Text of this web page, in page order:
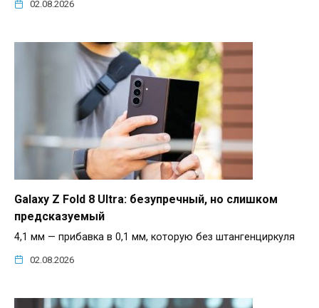
02.08.2026
Galaxy Z Fold 8 Ultra: безупречный, но слишком
предсказуемый
4,1 мм — прибавка в 0,1 мм, которую без штангенциркуля
02.08.2026